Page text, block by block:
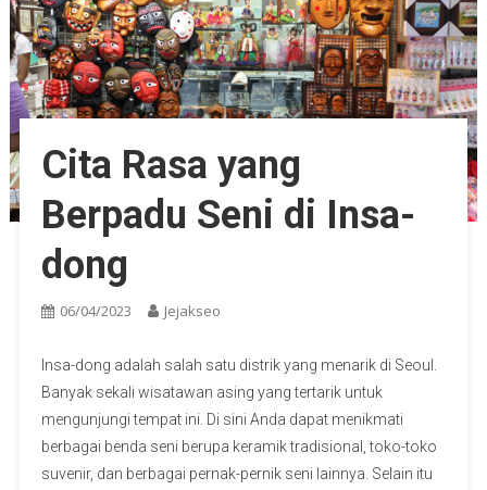
Cita Rasa yang
Berpadu Seni di Insa-
dong
06/04/2023 Jejakseo
Insa-dong adalah salah satu distrik yang menarik di Seoul.
Banyak sekali wisatawan asing yang tertarik untuk
mengunjungi tempat ini. Di sini Anda dapat menikmati
berbagai benda seni berupa keramik tradisional, toko-toko
suvenir, dan berbagai pernak-pernik seni lainnya. Selain itu